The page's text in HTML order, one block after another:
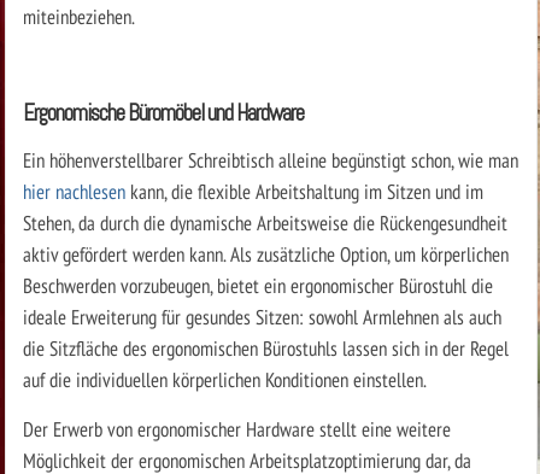
miteinbeziehen.
Ergonomische Büromöbel und Hardware
Ein höhenverstellbarer Schreibtisch alleine begünstigt schon, wie man
hier nachlesenkann, die flexible Arbeitshaltung im Sitzen und im
Stehen, da durch die dynamische Arbeitsweise die Rückengesundheit
aktiv gefördert werden kann. Als zusätzliche Option, um körperlichen
Beschwerden vorzubeugen, bietet ein ergonomischer Bürostuhl die
ideale Erweiterung für gesundes Sitzen: sowohl Armlehnen als auch
die Sitzfläche des ergonomischen Bürostuhls lassen sich in der Regel
auf die individuellen körperlichen Konditionen einstellen.
Der Erwerb von ergonomischer Hardware stellt eine weitere
Möglichkeit der ergonomischen Arbeitsplatzoptimierung dar, da